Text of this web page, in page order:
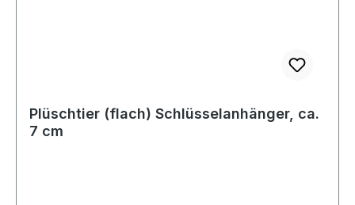
Plüschtier (flach) Schlüsselanhänger, ca.
7 cm